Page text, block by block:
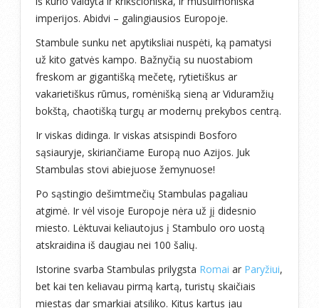
imperijos. Abidvi – galingiausios Europoje.
Stambule sunku net apytiksliai nuspėti, ką pamatysi
už kito gatvės kampo. Bažnyčią su nuostabiom
freskom ar gigantišką mečetę, rytietiškus ar
vakarietiškus rūmus, romėnišką sieną ar Viduramžių
bokštą, chaotišką turgų ar modernų prekybos centrą.
Ir viskas didinga. Ir viskas atsispindi Bosforo
sąsiauryje, skiriančiame Europą nuo Azijos. Juk
Stambulas stovi abiejuose žemynuose!
Po sąstingio dešimtmečių Stambulas pagaliau
atgimė. Ir vėl visoje Europoje nėra už jį didesnio
miesto. Lėktuvai keliautojus į Stambulo oro uostą
atskraidina iš daugiau nei 100 šalių.
Istorine svarba Stambulas prilygsta Romai ar Paryžiui,
bet kai ten keliavau pirmą kartą, turistų skaičiais
miestas dar smarkiai atsiliko. Kitus kartus jau